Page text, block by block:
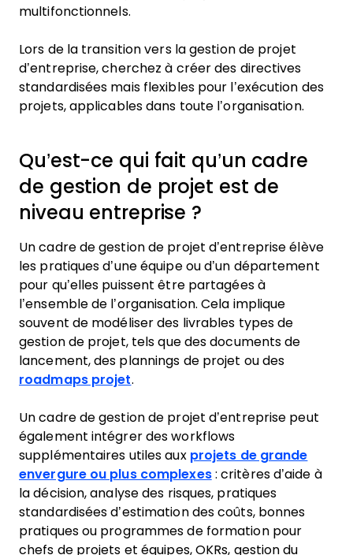
multifonctionnels.
Lors de la transition vers la gestion de projet
d’entreprise, cherchez à créer des directives
standardisées mais flexibles pour l’exécution des
projets, applicables dans toute l’organisation.
Qu’est-ce qui fait qu’un cadre
de gestion de projet est de
niveau entreprise ?
Un cadre de gestion de projet d’entreprise élève
les pratiques d’une équipe ou d’un département
pour qu’elles puissent être partagées à
l’ensemble de l’organisation. Cela implique
souvent de modéliser des livrables types de
gestion de projet, tels que des documents de
lancement, des plannings de projet ou des
roadmaps projet.
Un cadre de gestion de projet d’entreprise peut
également intégrer des workflows
supplémentaires utiles aux projets de grande
envergure ou plus complexes: critères d’aide à
la décision, analyse des risques, pratiques
standardisées d’estimation des coûts, bonnes
pratiques ou programmes de formation pour
chefs de projets et équipes, OKRs, gestion du